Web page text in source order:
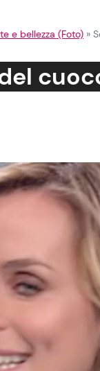
e bellezza (Foto) »